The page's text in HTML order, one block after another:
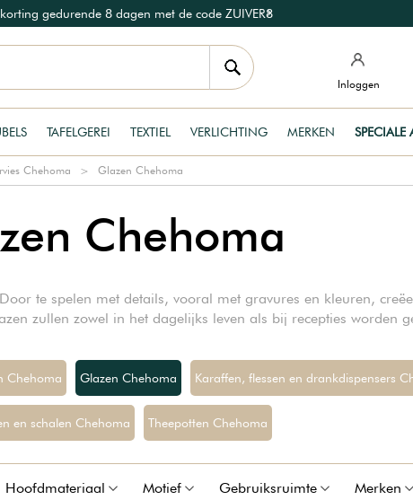
gedurende 8 dagen met de code ZUIVER8
Inloggen
TAFELGEREI TEXTIEL VERLICHTING MERKEN
Chehoma Glazen Chehoma
Chehoma
te spelen met details, vooral met gravures en kleuren,
zullen zowel in het dagelijks leven als bij recepties worden
Chehoma Glazen Chehoma Karaffen, flessen en drankdispensers
en schalen Chehoma Theepotten Chehoma
Hoofdmateriaal Motief Gebruiksruimte Merken